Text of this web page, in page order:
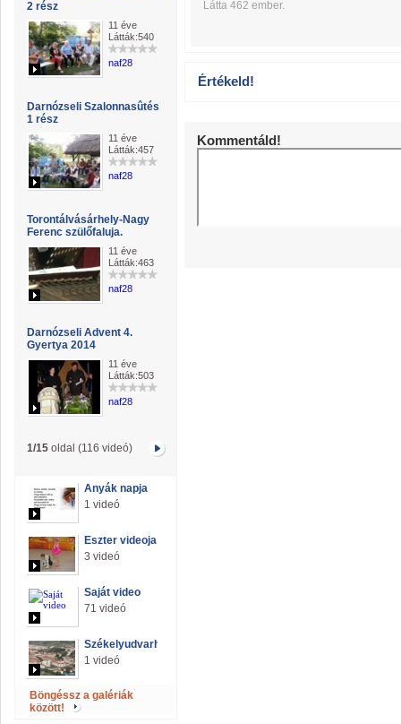
2 rész
11 éve
Látták:540
naf28
Darnózseli Szalonnasûtés
1 rész
11 éve
Látták:457
naf28
Torontálvásárhely-Nagy
Ferenc szülőfaluja.
11 éve
Látták:463
naf28
Darnózseli Advent 4.
Gyertya 2014
11 éve
Látták:503
naf28
1/15 oldal (116 videó)
Anyák napja
1 videó
Eszter videoja
3 videó
Saját video
71 videó
Székelyudvarhely
1 videó
Böngéssz a galériák
között!
Látta 462 ember.
Értékeld!
Kommentáld!